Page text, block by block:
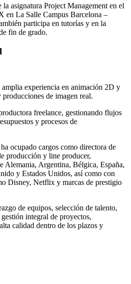
la asignatura Project Management en el
en La Salle Campus Barcelona –
participa en tutorías y en la
fin de grado.
experiencia en animación 2D y
de imagen real.
freelance, gestionando flujos
y procesos de
ocupado cargos como directora de
producción y line producer,
Alemania, Argentina, Bélgica, España,
y Estados Unidos, así como con
Disney, Netflix y marcas de prestigio
de equipos, selección de talento,
integral de proyectos,
calidad dentro de los plazos y